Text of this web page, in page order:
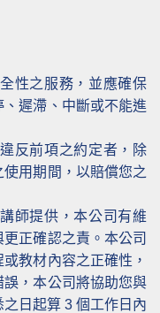
性之服務，並應確保
遲滯、中斷或不能進
反前項之約定者，除
用期間，以賠償您之
師提供，本公司有維
正確認之責。本公司
教材內容之正確性，
，本公司將協助您與
日起算 3 個工作日內